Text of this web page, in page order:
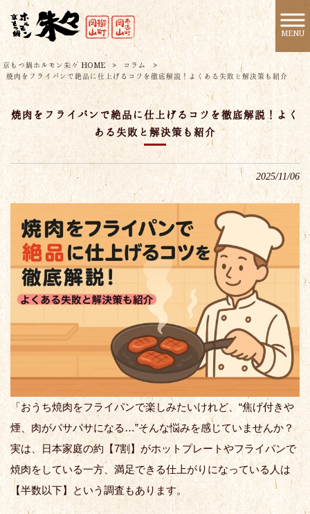
MENU
京もつ鍋ホルモン朱々 HOME > コラム
>
焼肉をフライパンで絶品に仕上げるコツを徹底解説！よくある失敗と解決策も紹介
焼肉をフライパンで絶品に仕上げるコツを徹底解説！よく
ある失敗と解決策も紹介
2025/11/06
「おうち焼肉をフライパンで楽しみたいけれど、“焦げ付きや
煙、肉がパサパサになる…”そんな悩みを感じていませんか？
実は、日本家庭の約【7割】がホットプレートやフライパンで
焼肉をしている一方、満足できる仕上がりになっている人は
【半数以下】という調査もあります。